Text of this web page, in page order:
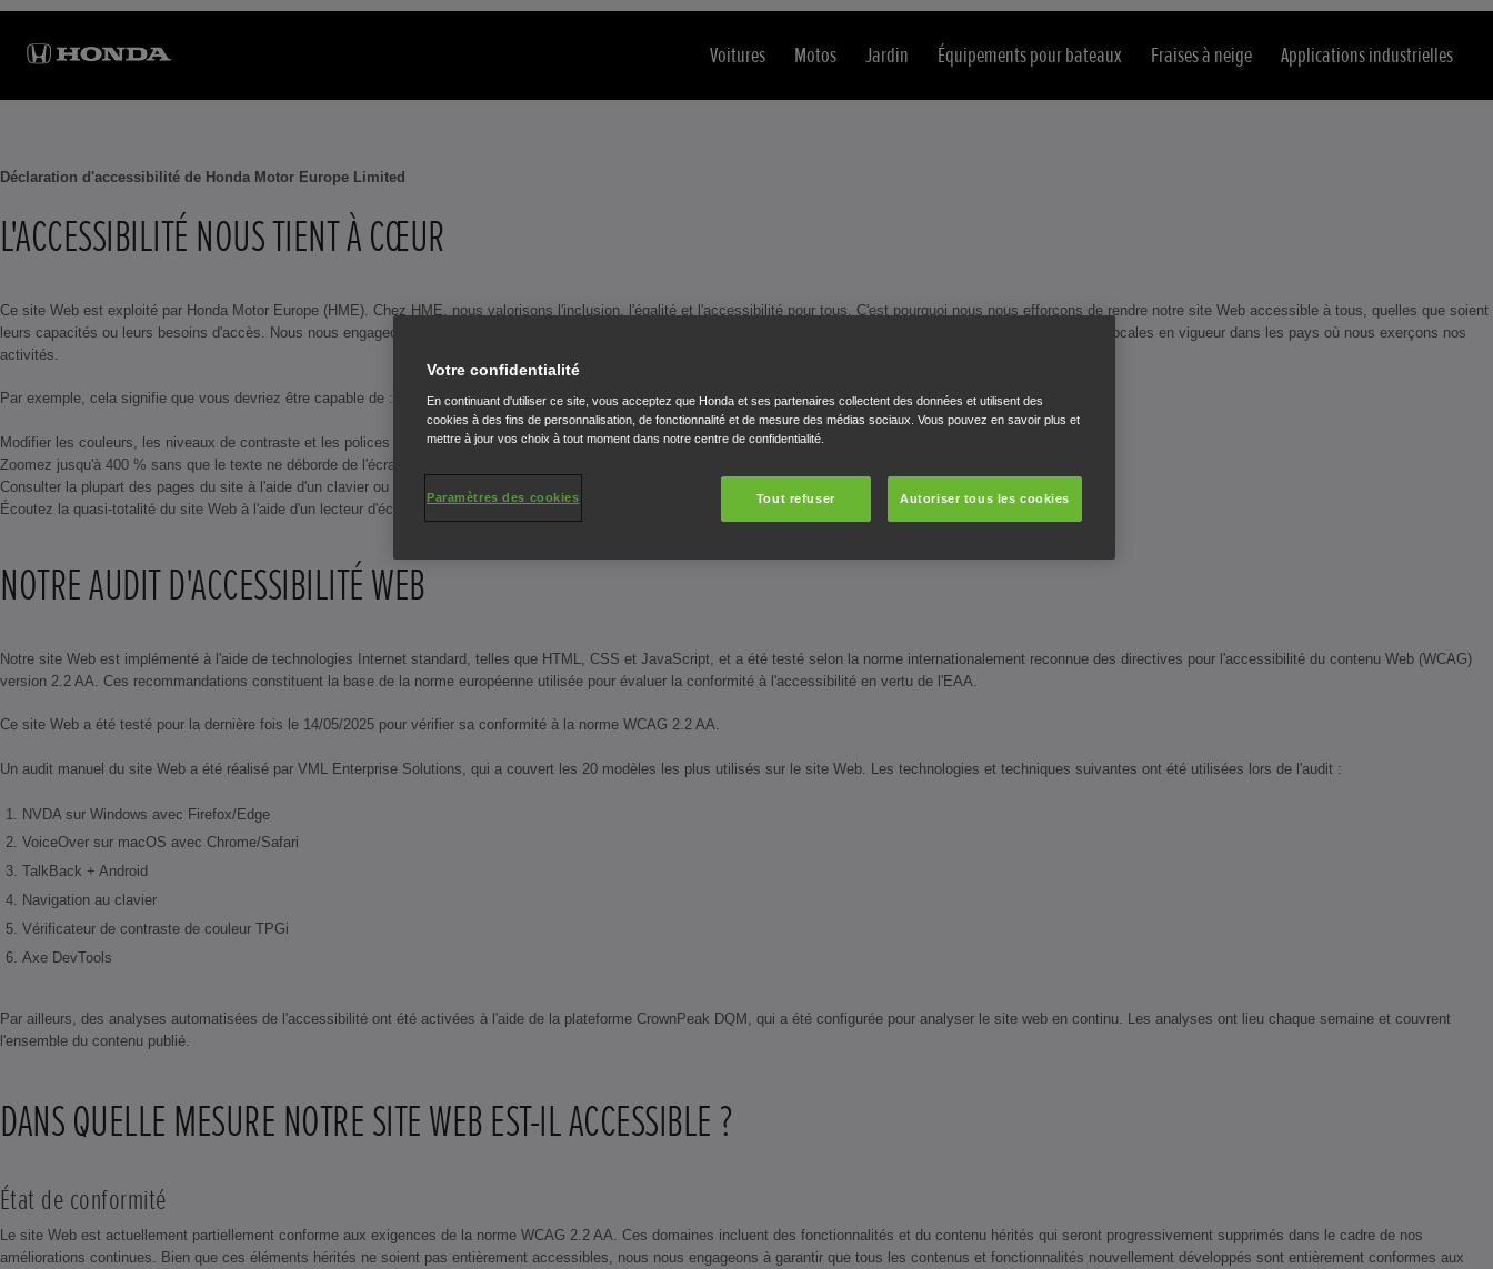
Voitures Motos Jardin Équipements pour bateaux Fraises à neige Applications industrielles
Déclaration d'accessibilité de Honda Motor Europe Limited
L'ACCESSIBILITÉ NOUS TIENT À CŒUR
Ce site Web est exploité par Honda Motor Europe (HME). Chez HME, nous valorisons l'inclusion, l'égalité et l'accessibilité pour tous. C'est pourquoi nous nous efforçons de rendre notre site Web accessible à tous, quelles que soient
leurs capacités ou leurs besoins d'accès. Nous nous engageons également à respecter les exigences de la Directive européenne sur l'accessibilité (EAA), ainsi que les lois locales en vigueur dans les pays où nous exerçons nos
activités.
Par exemple, cela signifie que vous devriez être capable de :
Modifier les couleurs, les niveaux de contraste et les polices à l'aide des paramètres du navigateur ou de l'appareil
Zoomez jusqu'à 400 % sans que le texte ne déborde de l'écran
Consulter la plupart des pages du site à l'aide d'un clavier ou d'un logiciel de reconnaissance vocale
Écoutez la quasi-totalité du site Web à l'aide d'un lecteur d'écran (y compris les versions les plus récentes de JAWS, NVDA et VoiceOver)
NOTRE AUDIT D'ACCESSIBILITÉ WEB
Notre site Web est implémenté à l'aide de technologies Internet standard, telles que HTML, CSS et JavaScript, et a été testé selon la norme internationalement reconnue des directives pour l'accessibilité du contenu Web (WCAG)
version 2.2 AA. Ces recommandations constituent la base de la norme européenne utilisée pour évaluer la conformité à l'accessibilité en vertu de l'EAA.
Ce site Web a été testé pour la dernière fois le 14/05/2025 pour vérifier sa conformité à la norme WCAG 2.2 AA.
Un audit manuel du site Web a été réalisé par VML Enterprise Solutions, qui a couvert les 20 modèles les plus utilisés sur le site Web. Les technologies et techniques suivantes ont été utilisées lors de l'audit :
NVDA sur Windows avec Firefox/Edge
VoiceOver sur macOS avec Chrome/Safari
TalkBack + Android
Navigation au clavier
Vérificateur de contraste de couleur TPGi
Axe DevTools
Par ailleurs, des analyses automatisées de l'accessibilité ont été activées à l'aide de la plateforme CrownPeak DQM, qui a été configurée pour analyser le site web en continu. Les analyses ont lieu chaque semaine et couvrent
l'ensemble du contenu publié.
DANS QUELLE MESURE NOTRE SITE WEB EST-IL ACCESSIBLE ?
État de conformité
Le site Web est actuellement partiellement conforme aux exigences de la norme WCAG 2.2 AA. Ces domaines incluent des fonctionnalités et du contenu hérités qui seront progressivement supprimés dans le cadre de nos
améliorations continues. Bien que ces éléments hérités ne soient pas entièrement accessibles, nous nous engageons à garantir que tous les contenus et fonctionnalités nouvellement développés sont entièrement conformes aux
Votre confidentialité
En continuant d'utiliser ce site, vous acceptez que Honda et ses partenaires collectent des données et utilisent des
cookies à des fins de personnalisation, de fonctionnalité et de mesure des médias sociaux. Vous pouvez en savoir plus et
mettre à jour vos choix à tout moment dans notre centre de confidentialité.
Tout refuser Autoriser tous les cookies
Paramètres des cookies